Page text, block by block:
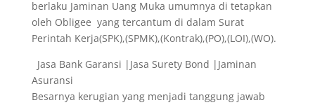
berlaku Jaminan Uang Muka umumnya di tetapkan
oleh Obligee yang tercantum di dalam Surat
Perintah Kerja(SPK),(SPMK),(Kontrak),(PO),(LOI),(WO).
Jasa Bank Garansi |Jasa Surety Bond |Jaminan
Asuransi
Besarnya kerugian yang menjadi tanggung jawab